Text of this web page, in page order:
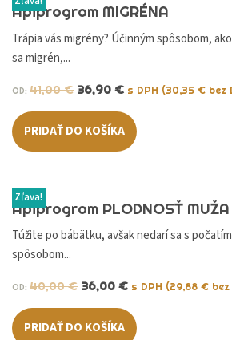
Apiprogram MIGRÉNA
Trápia vás migrény? Účinným spôsobom,
sa migrén,...
OD: 41,00€ 36,90 € s DPH (30,35 € bez
PRIDAŤ DO KOŠÍKA
Zľava!
Apiprogram PLODNOSŤ MUŽA
Túžite po bábätku, avšak nedarí sa s
spôsobom...
OD: 40,00€ 36,00 € s DPH (29,88 € bez
PRIDAŤ DO KOŠÍKA